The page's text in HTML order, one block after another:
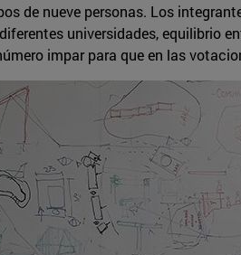
de nueve personas. Los
universidades, equilibrio
impar para que en las